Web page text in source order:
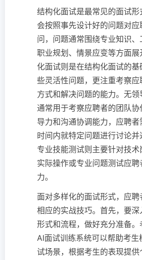
结构化面试是最常见的面试形
会按照事先设计好的问题对应
问，问题通常围绕专业知识、
职业规划、情景应变等方面展
化面试则是在结构化面试的
些灵活性问题，更注重考察应
方式和解决问题的能力。无
通常用于考察应聘者的团队协
导力和沟通协调能力，应聘者
时间内就特定问题进行讨论并
专业技能测试则主要针对技术
实际操作或专业问题测试应
力。
面对多样化的面试形式，应聘
相应的实战技巧。首先，要深
形式和流程，做好充分准备。
AI面试训练系统可以帮助考生
试场景，根据考生的表现提供